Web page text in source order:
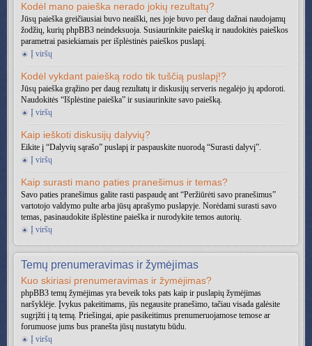
Kodėl mano paieška nerado jokių rezultatų?
Jūsų paieška greičiausiai buvo neaiški, nes joje buvo per daug dažnai naudojamų
žodžių, kurių phpBB3 neindeksuoja. Susiaurinkite paiešką ir naudokitės paieškos
parametrai pasiekiamais per išplėstinės paieškos puslapį.
Į viršų
Kodėl vykdant paiešką rodo tik tuščią puslapį!?
Jūsų paieška grąžino per daug rezultatų ir diskusijų serveris negalėjo jų apdoroti.
Naudokitės “Išplėstine paieška” ir susiaurinkite savo paiešką.
Į viršų
Kaip ieškoti diskusijų dalyvių?
Eikite į “Dalyvių sąrašo” puslapį ir paspauskite nuorodą “Surasti dalyvį”.
Į viršų
Kaip surasti mano paties pranešimus ir temas?
Savo paties pranešimus galite rasti paspaudę ant “Peržiūrėti savo pranešimus”
vartotojo valdymo pulte arba jūsų aprašymo puslapyje. Norėdami surasti savo
temas, pasinaudokite išplėstine paieška ir nurodykite temos autorių.
Į viršų
Temų prenumeravimas ir žymėjimas
Kuo skiriasi prenumeravimas ir žymėjimas?
phpBB3 temų žymėjimas yra beveik toks pats kaip ir puslapių žymėjimas
naršyklėje. Įvykus pakeitimams, jūs negausite pranešimo, tačiau visada galėsite
sugrįžti į tą temą. Priešingai, apie pasikeitimus prenumeruojamose temose ar
forumuose jums bus pranešta jūsų nustatytu būdu.
Į viršų